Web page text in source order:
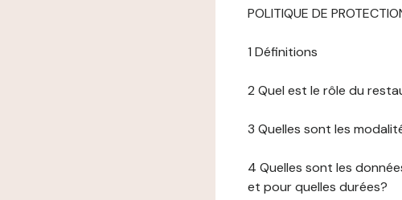
POLITIQUE DE
1 Définitions
2 Quel est le rôle du
3 Quelles sont les
4 Quelles sont les
et pour quelles durées?